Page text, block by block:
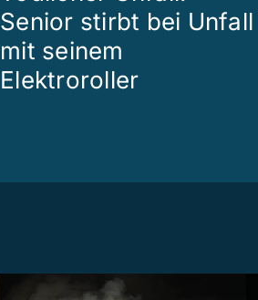
Senior stirbt bei Unfall
mit seinem
Elektroroller